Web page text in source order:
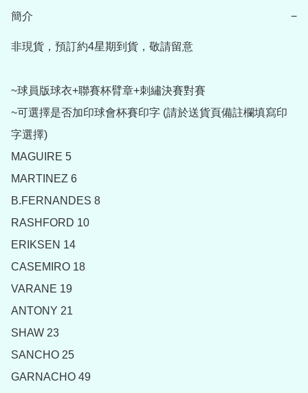
簡介 −
非現貨，預訂約4星期到貨，敬請留意
~球員版球衣+聯賽杯臂章+刺繡決賽對賽
~可選擇是否加印球會杯賽印字 (請於送貨頁備註欄填寫印
字選擇)
MAGUIRE 5
MARTINEZ 6
B.FERNANDES 8
RASHFORD 10
ERIKSEN 14
CASEMIRO 18
VARANE 19
ANTONY 21
SHAW 23
SANCHO 25
GARNACHO 49